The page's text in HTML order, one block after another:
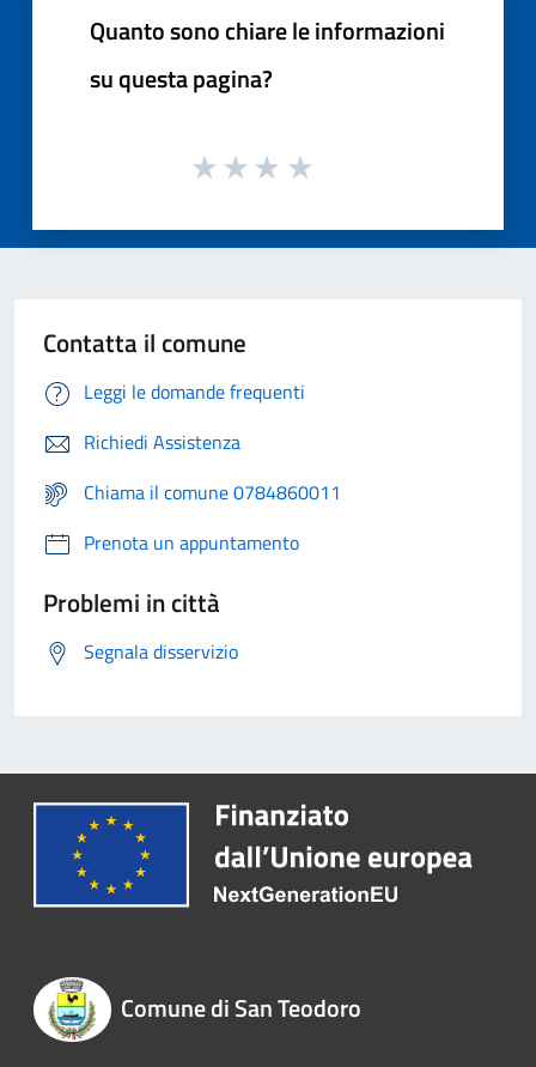
Quanto sono chiare le informazioni
su questa pagina?
Contatta il comune
Leggi le domande frequenti
Richiedi Assistenza
Chiama il comune 0784860011
Prenota un appuntamento
Problemi in città
Segnala disservizio
Comune di San Teodoro